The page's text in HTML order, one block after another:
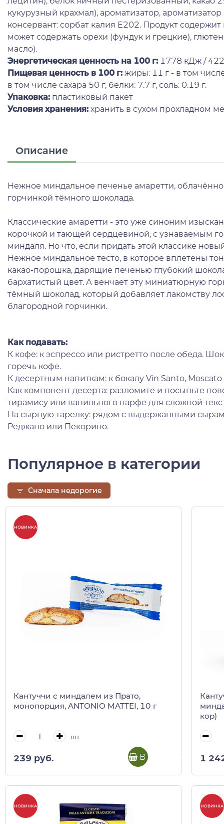
кукурузный крахмал), ароматизатор,
консервант: сорбат калия Е202. Продукт
может содержать орехи (фундук и грецкие),
масло).
Энергетическая ценность на 100 г: 1778 кДж /
Пищевая ценность в 100 г: жиры: 11 г - в том
в том числе сахара 50 г, белки: 7.7 г, соль: 0.19 г.
Упаковка: пластиковый пакет
Условия хранения: хранить в сухом прохладном
Описание
Нежное миндальное печенье амаретти,
горчинкой тёмного шоколада.
Классические амаретти - это уже синоним
корочкой и тающей сердцевиной, с узнаваемым
миндаля. Но что, если придать этой классике
Нежное миндальное тесто, в которое вплетены
какао-порошка, дарящие печенью глубокий
бархатистый цвет. А венчает эту миниатюрную
тёмный шоколад, который добавляет лакомству
благородной горчинки.
Как подавать:
К кофе: к эспрессо или ристретто после обеда.
горечь кофе.
К десертным напиткам: к бокалу Vin Santo,
Как компонент десерта: разломите и посыпьте
тирамису или ванильного парфе для сложной
На сырную тарелку: рядом с выдержанными
Реджано или Пекорино.
Популярное в категории
Сначала недорогие
НОВИНКА
Кантуччи с миндалем из Прато,
монопорция, ANTONIO MATTEI, 10 г
шт
239 руб. В корзину
кор)
1
НОВИНКА НОВИНКА